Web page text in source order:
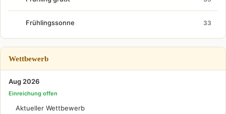
Frühlingssonne 33
Wettbewerb
Aug 2026
Einreichung offen
Aktueller Wettbewerb